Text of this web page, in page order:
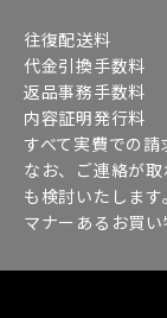
往復配送料
代金引換手数料
返品事務手数料
内容証明発行料
すべて実費での請
なお、ご連絡が
も検討いたします。
マナーあるお買い